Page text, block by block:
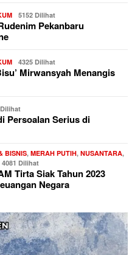
5152 Dilihat
Pekanbaru
4325 Dilihat
Mirwansyah Menangis
Persoalan Serius di
BISNIS, MERAH PUTIH, NUSANTARA,
4081 Dilihat
Tirta Siak Tahun 2023
Negara